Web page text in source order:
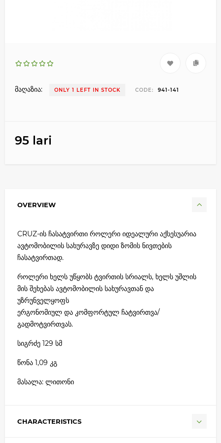
მაღაზია: ONLY 1 LEFT IN STOCK CODE: 941-141
95 lari
OVERVIEW
CRUZ-ის ჩასატვირთი როლერი იდეალური აქსესუარია
ავტომობილის სახურავზე დიდი ზომის ნივთების
ჩასატვირთად.
როლერი ხელს უწყობს ტვირთის სრიალს, ხელს უშლის
მის შეხებას ავტომობილის სახურავთან და
უზრუნველყოფს
ერგონომიულ და კომფორტულ ჩატვირთვა/
გადმოტვირთვას.
სიგრძე 129 სმ
წონა 1,09 კგ
მასალა: ლითონი
CHARACTERISTICS